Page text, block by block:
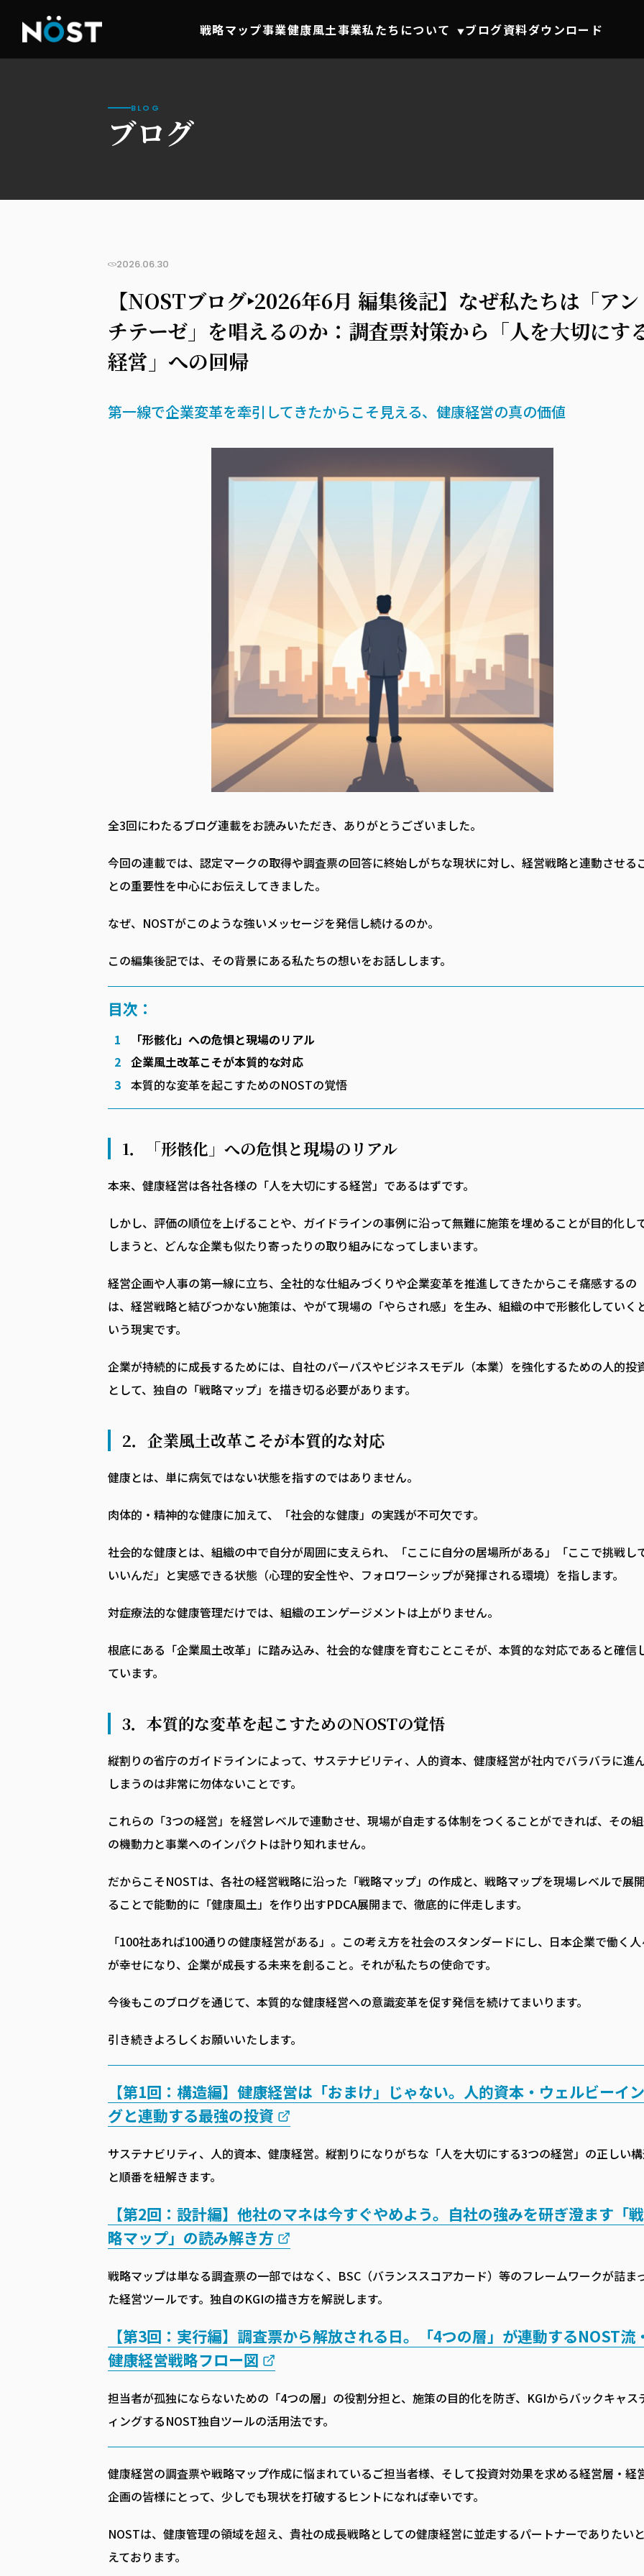
戦略マップ事業健康風土事業私たちについて ▼ブログ資料ダウンロード
BLOG
ブログ
2026.06.30
【NOSTブログ‣2026年6月 編集後記】なぜ私たちは「アン
チテーゼ」を唱えるのか：調査票対策から「人を大切にす
経営」への回帰
第一線で企業変革を牽引してきたからこそ見える、健康経営の真の価値
全3回にわたるブログ連載をお読みいただき、ありがとうございました。
今回の連載では、認定マークの取得や調査票の回答に終始しがちな現状に対し、経営戦略と連動させる
との重要性を中心にお伝えしてきました。
なぜ、NOSTがこのような強いメッセージを発信し続けるのか。
この編集後記では、その背景にある私たちの想いをお話しします。
目次：
「形骸化」への危惧と現場のリアル
企業風土改革こそが本質的な対応
本質的な変革を起こすためのNOSTの覚悟
1．「形骸化」への危惧と現場のリアル
本来、健康経営は各社各様の「人を大切にする経営」であるはずです。
しかし、評価の順位を上げることや、ガイドラインの事例に沿って無難に施策を埋めることが目的化し
しまうと、どんな企業も似たり寄ったりの取り組みになってしまいます。
経営企画や人事の第一線に立ち、全社的な仕組みづくりや企業変革を推進してきたからこそ痛感するの
は、経営戦略と結びつかない施策は、やがて現場の「やらされ感」を生み、組織の中で形骸化していく
いう現実です。
企業が持続的に成長するためには、自社のパーパスやビジネスモデル（本業）を強化するための人的投
として、独自の「戦略マップ」を描き切る必要があります。
2．企業風土改革こそが本質的な対応
健康とは、単に病気ではない状態を指すのではありません。
肉体的・精神的な健康に加えて、「社会的な健康」の実践が不可欠です。
社会的な健康とは、組織の中で自分が周囲に支えられ、「ここに自分の居場所がある」「ここで挑戦し
いいんだ」と実感できる状態（心理的安全性や、フォロワーシップが発揮される環境）を指します。
対症療法的な健康管理だけでは、組織のエンゲージメントは上がりません。
根底にある「企業風土改革」に踏み込み、社会的な健康を育むことこそが、本質的な対応であると確信
ています。
3．本質的な変革を起こすためのNOSTの覚悟
縦割りの省庁のガイドラインによって、サステナビリティ、人的資本、健康経営が社内でバラバラに進
しまうのは非常に勿体ないことです。
これらの「3つの経営」を経営レベルで連動させ、現場が自走する体制をつくることができれば、その
の機動力と事業へのインパクトは計り知れません。
だからこそNOSTは、各社の経営戦略に沿った「戦略マップ」の作成と、戦略マップを現場レベルで展
ることで能動的に「健康風土」を作り出すPDCA展開まで、徹底的に伴走します。
「100社あれば100通りの健康経営がある」。この考え方を社会のスタンダードにし、日本企業で働く人
が幸せになり、企業が成長する未来を創ること。それが私たちの使命です。
今後もこのブログを通じて、本質的な健康経営への意識変革を促す発信を続けてまいります。
引き続きよろしくお願いいたします。
【第1回：構造編】健康経営は「おまけ」じゃない。人的資本・ウェルビーイン
グと連動する最強の投資
サステナビリティ、人的資本、健康経営。縦割りになりがちな「人を大切にする3つの経営」の正しい
と順番を紐解きます。
【第2回：設計編】他社のマネは今すぐやめよう。自社の強みを研ぎ澄ます「戦
略マップ」の読み解き方
戦略マップは単なる調査票の一部ではなく、BSC（バランススコアカード）等のフレームワークが詰ま
た経営ツールです。独自のKGIの描き方を解説します。
【第3回：実行編】調査票から解放される日。「4つの層」が連動するNOST流
健康経営戦略フロー図
担当者が孤独にならないための「4つの層」の役割分担と、施策の目的化を防ぎ、KGIからバックキャス
ィングするNOST独自ツールの活用法です。
健康経営の調査票や戦略マップ作成に悩まれているご担当者様、そして投資対効果を求める経営層・経
企画の皆様にとって、少しでも現状を打破するヒントになれば幸いです。
NOSTは、健康管理の領域を超え、貴社の成長戦略としての健康経営に並走するパートナーでありたい
えております。